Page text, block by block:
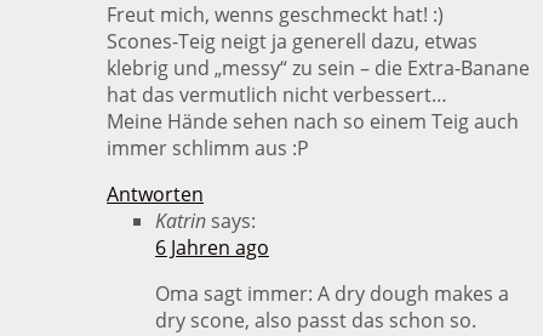
Freut mich, wenns geschmeckt hat! :)
Scones-Teig neigt ja generell dazu, etwas
klebrig und „messy“ zu sein – die Extra-Banane
hat das vermutlich nicht verbessert…
Meine Hände sehen nach so einem Teig auch
immer schlimm aus :P
Antworten
Katrin says:
6 Jahren ago
Oma sagt immer: A dry dough makes a
dry scone, also passt das schon so.